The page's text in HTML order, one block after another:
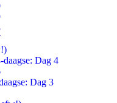
Dag 4
Dag 3